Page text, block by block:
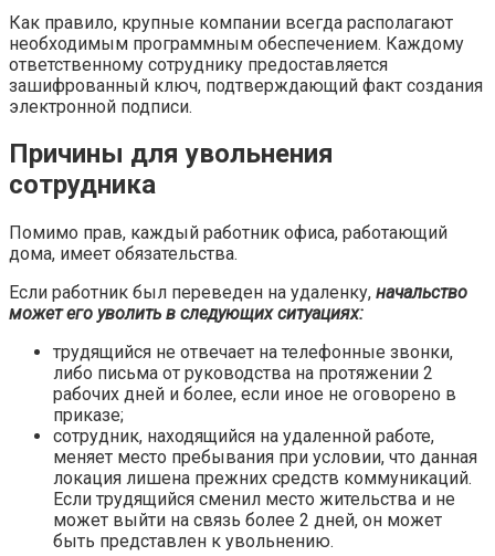
Как правило, крупные компании всегда располагают
необходимым программным обеспечением. Каждому
ответственному сотруднику предоставляется
зашифрованный ключ, подтверждающий факт создания
электронной подписи.
Причины для увольнения
сотрудника
Помимо прав, каждый работник офиса, работающий
дома, имеет обязательства.
Если работник был переведен на удаленку, начальство
может его уволить в следующих ситуациях:
трудящийся не отвечает на телефонные звонки,
либо письма от руководства на протяжении 2
рабочих дней и более, если иное не оговорено в
приказе;
сотрудник, находящийся на удаленной работе,
меняет место пребывания при условии, что данная
локация лишена прежних средств коммуникаций.
Если трудящийся сменил место жительства и не
может выйти на связь более 2 дней, он может
быть представлен к увольнению.